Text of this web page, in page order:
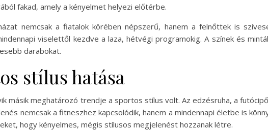
fakad, amely a kényelmet helyezi előtérbe.
nemcsak a fiatalok körében népszerű, hanem a felnőttek is
viselettől kezdve a laza, hétvégi programokig. A színek és
darabokat.
stílus hatása
másik meghatározó trendje a sportos stílus volt. Az edzésruha, a
nemcsak a fitneszhez kapcsolódik, hanem a mindennapi életbe is
hogy kényelmes, mégis stílusos megjelenést hozzanak létre.